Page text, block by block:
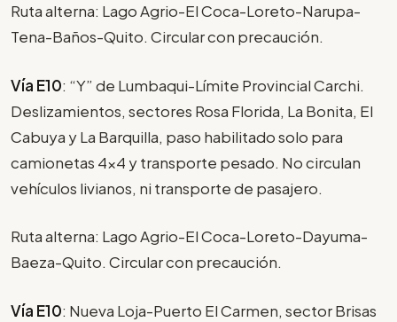
Ruta alterna: Lago Agrio-El Coca-Loreto-Narupa-
Tena-Baños-Quito. Circular con precaución.
Vía E10: “Y” de Lumbaqui-Límite Provincial Carchi.
Deslizamientos, sectores Rosa Florida, La Bonita, El
Cabuya y La Barquilla, paso habilitado solo para
camionetas 4x4 y transporte pesado. No circulan
vehículos livianos, ni transporte de pasajero.
Ruta alterna: Lago Agrio-El Coca-Loreto-Dayuma-
Baeza-Quito. Circular con precaución.
Vía E10: Nueva Loja-Puerto El Carmen, sector Brisas